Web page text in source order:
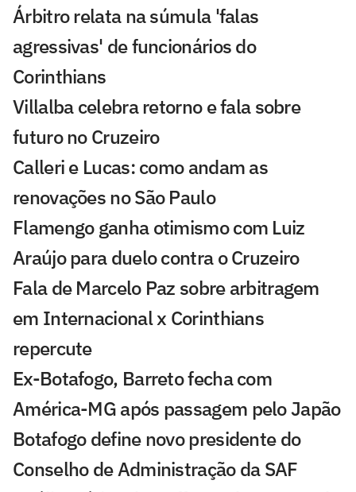
Árbitro relata na súmula 'falas
agressivas' de funcionários do
Corinthians
Villalba celebra retorno e fala sobre
futuro no Cruzeiro
Calleri e Lucas: como andam as
renovações no São Paulo
Flamengo ganha otimismo com Luiz
Araújo para duelo contra o Cruzeiro
Fala de Marcelo Paz sobre arbitragem
em Internacional x Corinthians
repercute
Ex-Botafogo, Barreto fecha com
América-MG após passagem pelo Japão
Botafogo define novo presidente do
Conselho de Administração da SAF